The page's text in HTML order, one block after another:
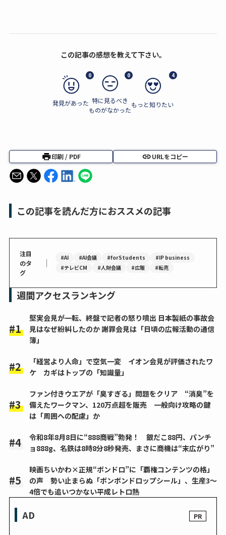
この記事の感想を教えて下さい。
0
発見があった
0
特に見るべき
ものがなかった
4
もっと知りたい
印刷 / PDF URLをコピー
この記事を読んだ方におススメの記事
注目
のタ
グ
｜ #AI #AI会議 #forStudents
#IP business
#テレビCM
#人財会議 #広報 #転売
週間アクセスランキング
堅実会見が一転、終盤で記者の怒り噴出 日本製紙の事故会
見はなぜ紛糾したのか 謝罪会見は「日頃の広報活動の通信
簿」
「経営より人命」で空気一変 イオン会見が評価されたワ
ケ カギはトップの「知識量」
ファン付きウエアが「臭すぎる」問題をクリア “消臭”を
備えたワークマン、120万点超を販売 一般向け攻略の鍵
は「周囲への配慮」か
令和8年8月8日に“888商戦”勃発！ 銀だこ88円、パンチ
ョ888g、名鉄は8時8分8秒発売、まさに商機は“末広がり”
映画ちいかわ×正規“ボンドロ”に「覇権コンテンツの格」
の声 勢い止まらぬ「ボンボンドロップシール」、生産3～
4倍でも追いつかない平成レトロ熱
AD